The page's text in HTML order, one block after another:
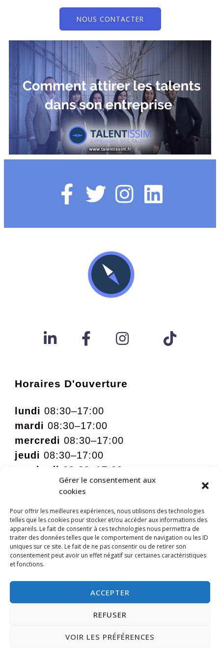
Gérer le consentement aux
cookies
Pour offrir les meilleures expériences, nous utilisons des technologies
telles que les cookies pour stocker et/ou accéder aux informations des
appareils. Le fait de consentir à ces technologies nous permettra de
traiter des données telles que le comportement de navigation ou les ID
uniques sur ce site. Le fait de ne pas consentir ou de retirer son
consentement peut avoir un effet négatif sur certaines caractéristiques
et fonctions.
ACCEPTER
REFUSER
VOIR LES PRÉFÉRENCES
NOUS CONTACTER
Horaires D'ouverture
lundi 08:30–17:00
mardi 08:30–17:00
mercredi 08:30–17:00
jeudi 08:30–17:00
vendredi 08:30–17:00
09:00 – 12:00 sur rdv